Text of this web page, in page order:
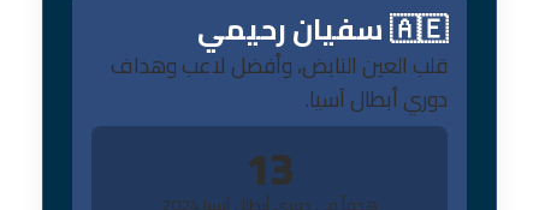
🇦🇪 سفيان رحيمي
قلب العين النابض، وأفضل لاعب وهداف
دوري أبطال آسيا.
13